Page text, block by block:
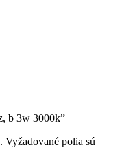
b 3w 3000k”
Vyžadované polia sú